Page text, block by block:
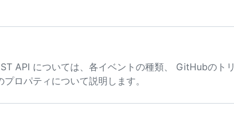
API については、各イベントの種類、 GitHubのトリ
ロパティについて説明します。